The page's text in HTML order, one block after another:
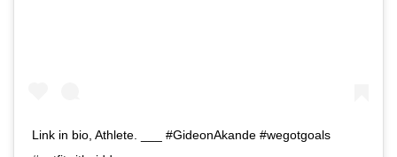
Link in bio, Athlete. ___ #GideonAkande #wegotgoals